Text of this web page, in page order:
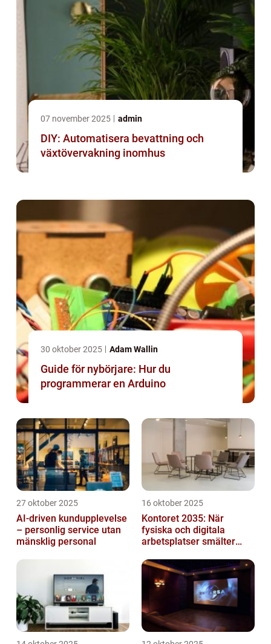
07 november 2025 admin
DIY: Automatisera bevattning och
växtövervakning inomhus
30 oktober 2025 Adam Wallin
Guide för nybörjare: Hur du
programmerar en Arduino
27 oktober 2025
AI-driven kundupplevelse
– personlig service utan
mänsklig personal
16 oktober 2025
Kontoret 2035: När
fysiska och digitala
arbetsplatser smälter